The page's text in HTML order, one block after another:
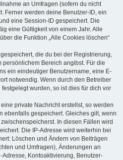
an Umfragen (sofern du nicht
Ferner werden deine Benutzer-ID, ein
eine Session-ID gespeichert. Die
eine Gültigkeit von einem Jahr. Alle
die Funktion „Alle Cookies löschen“
die du bei der Registrierung,
Bereich angibst. Für die
ein eindeutiger Benutzername, eine E-
notwendig. Wenn durch den Betreiber
wurden, so ist dies für dich vor
private Nachricht erstellst, so werden
ebenfalls gespeichert. Gleiches gilt, wenn
In diesen Fällen wird
Die IP-Adresse wird weiterhin bei
Löschen und Ändern von Beiträgen
und Umfragen), Änderungen an
Kontoaktivierung, Benutzer-